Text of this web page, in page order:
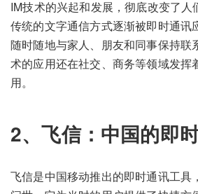
IM技术的兴起和发展，彻底改变了人
传统的文字通信方式逐渐被即时通讯
随时随地与家人、朋友和同事保持联
术的应用还在社交、商务等领域发挥
用。
2、飞信：中国的即
飞信是中国移动推出的即时通讯工具